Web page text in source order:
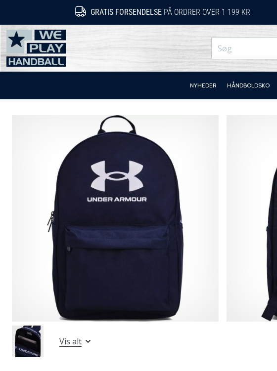
GRATIS FORSENDELSE PÅ ORDRER OVER 1 199 KR
WePlayHandball.dk
NYHEDER HÅNDBOLDSKO
Vis alt